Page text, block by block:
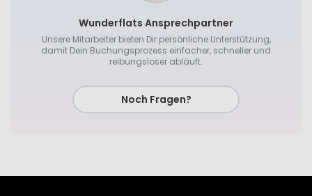
Wunderflats Ansprechpartner
Unsere Mitarbeiter bieten Dir persönliche Unterstützung,
damit Dein Buchungsprozess einfacher, schneller und
reibungsloser abläuft.
Noch Fragen?